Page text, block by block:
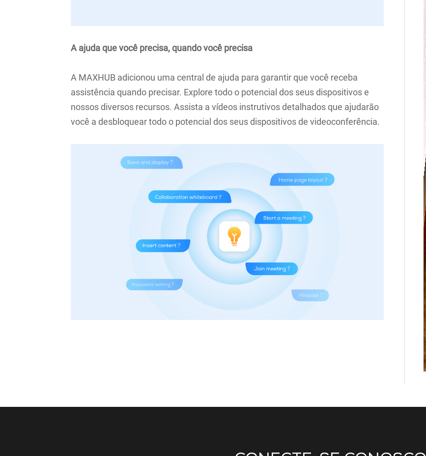
A ajuda que você precisa, quando você precisa
A MAXHUB adicionou uma central de ajuda para garantir que você receba
assistência quando precisar. Explore todo o potencial dos seus dispositivos e
nossos diversos recursos. Assista a vídeos instrutivos detalhados que ajudarão
você a desbloquear todo o potencial dos seus dispositivos de videoconferência.